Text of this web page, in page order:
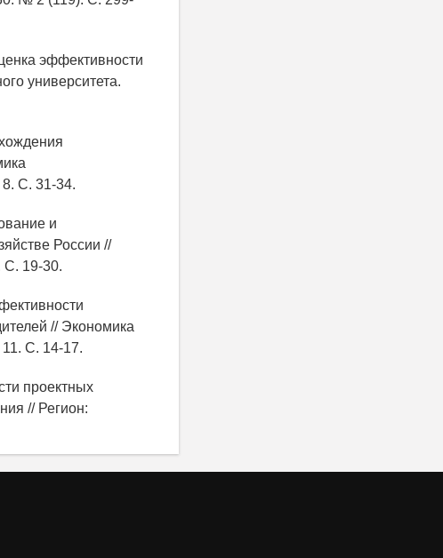
эффективности
университета.
С. 31-34.
и
России //
С. 19-30.
// Экономика
С. 14-17.
проектных
// Регион: